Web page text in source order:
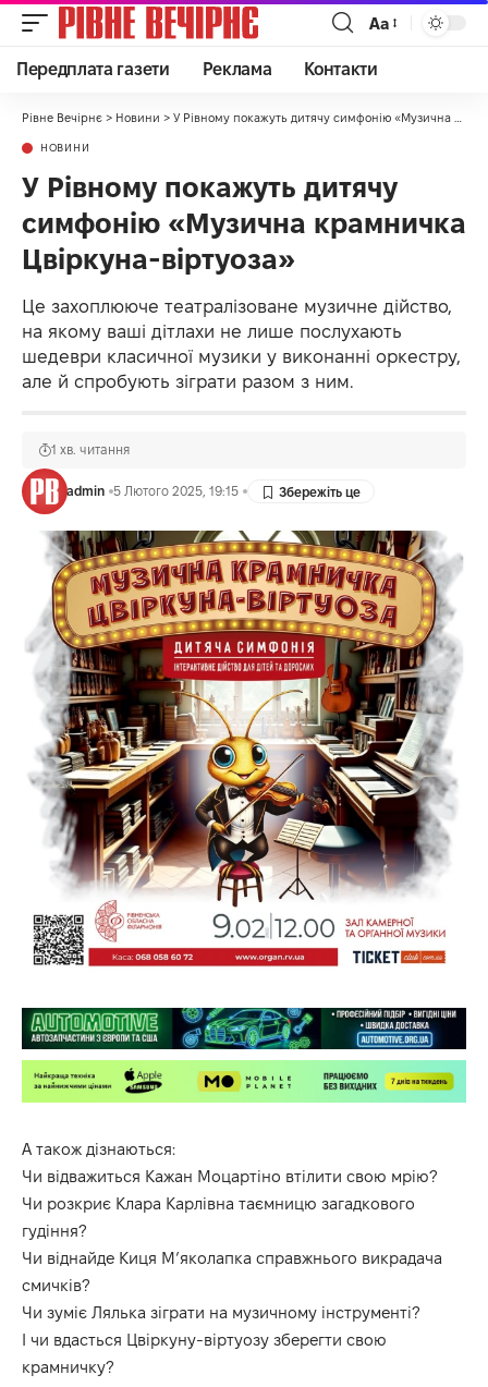
Аа
Передплата газети Реклама Контакти
Рівне Вечірнє > Новини > У Рівному покажуть дитячу симфонію «Музична крамничка Цвіркуна-віртуоза»
НОВИНИ
У Рівному покажуть дитячу
симфонію «Музична крамничка
Цвіркуна-віртуоза»
Це захоплююче театралізоване музичне дійство,
на якому ваші дітлахи не лише послухають
шедеври класичної музики у виконанні оркестру,
але й спробують зіграти разом з ним.
admin 5 Лютого 2025, 19:15
1 хв. читання
А також дізнаються:
Чи відважиться Кажан Моцартіно втілити свою мрію?
Чи розкриє Клара Карлівна таємницю загадкового
гудіння?
Чи віднайде Киця Мʼяколапка справжнього викрадача
смичків?
Чи зуміє Лялька зіграти на музичному інструменті?
І чи вдасться Цвіркуну-віртуозу зберегти свою
крамничку?